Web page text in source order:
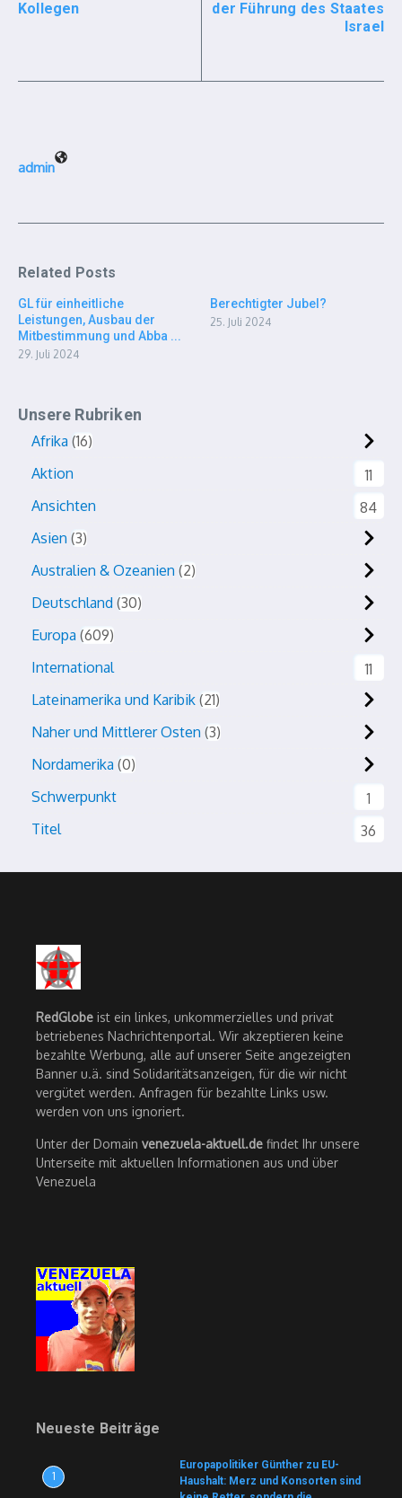
Kollegen
der Führung des Staates
Israel
admin
Related Posts
GL für einheitliche
Leistungen, Ausbau der
Mitbestimmung und Abba ...
29. Juli 2024
Berechtigter Jubel?
25. Juli 2024
Unsere Rubriken
Afrika 16
Aktion
11
Ansichten
84
Asien 3
Australien & Ozeanien 2
Deutschland 30
Europa 609
International
11
Lateinamerika und Karibik 21
Naher und Mittlerer Osten 3
Nordamerika 0
Schwerpunkt
1
Titel
36
RedGlobe ist ein linkes, unkommerzielles und privat
betriebenes Nachrichtenportal. Wir akzeptieren keine
bezahlte Werbung, alle auf unserer Seite angezeigten
Banner u.ä. sind Solidaritätsanzeigen, für die wir nicht
vergütet werden. Anfragen für bezahlte Links usw.
werden von uns ignoriert.
Unter der Domain venezuela-aktuell.de findet Ihr unsere
Unterseite mit aktuellen Informationen aus und über
Venezuela
Neueste Beiträge
1
Europapolitiker Günther zu EU-
Haushalt: Merz und Konsorten sind